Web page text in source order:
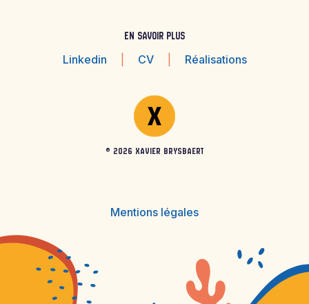
© 2026 XAVIER BRYSBAERT
EN SAVOIR PLUS
Linkedin CV Réalisations
Mentions légales